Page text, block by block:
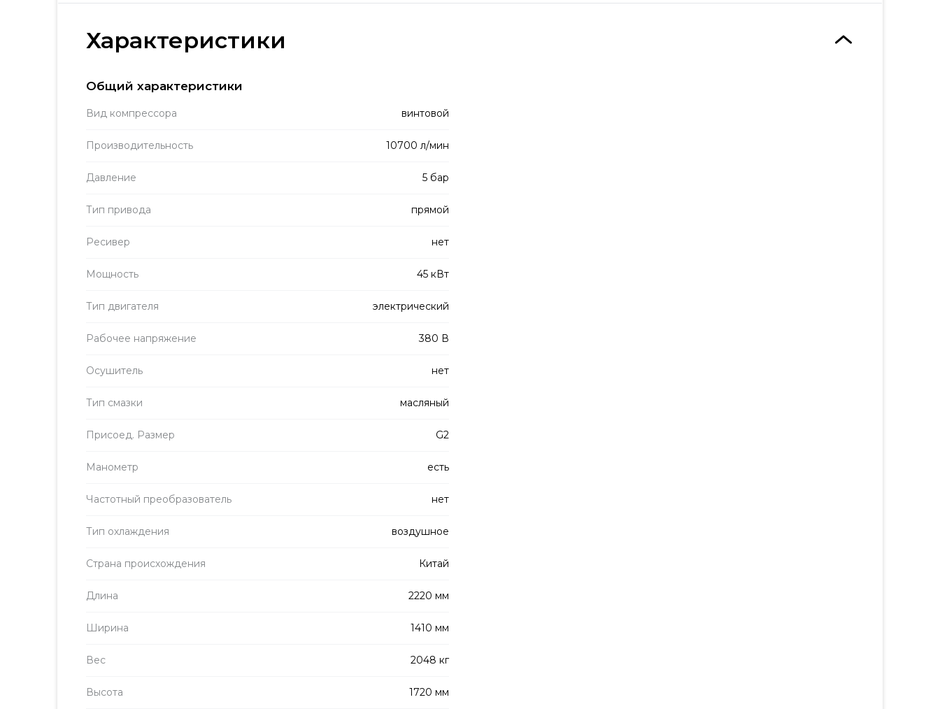
Характеристики
Общий характеристики
Вид компрессора винтовой
Производитель­ность 10700 л/мин
Давление 5 бар
Тип привода прямой
Ресивер нет
Мощность 45 кВт
Тип двигателя электрический
Рабочее напряжение 380 В
Осушитель нет
Тип смазки масляный
Присоед. Размер G2
Манометр есть
Частотный преобразователь нет
Тип охлаждения воздушное
Страна происхождения Китай
Длина 2220 мм
Ширина 1410 мм
Вес 2048 кг
Высота 1720 мм